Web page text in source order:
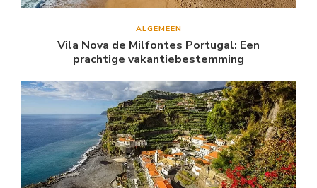
ALGEMEEN
Vila Nova de Milfontes Portugal: Een
prachtige vakantiebestemming